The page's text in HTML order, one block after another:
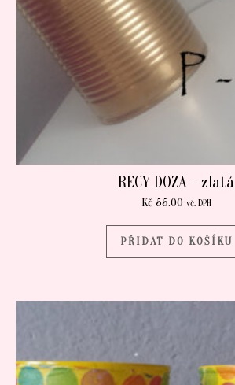
RECY DOZA – zlatá
Kč55.00 vč. DPH
PŘIDAT DO KOŠÍKU